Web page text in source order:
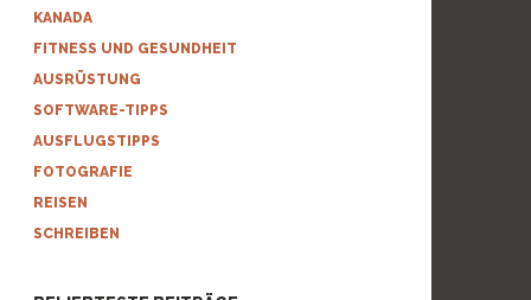
KANADA
FITNESS UND GESUNDHEIT
AUSRÜSTUNG
SOFTWARE-TIPPS
AUSFLUGSTIPPS
FOTOGRAFIE
REISEN
SCHREIBEN